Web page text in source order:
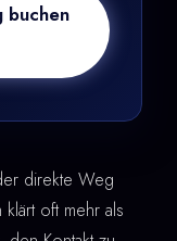
buchen
direkte Weg
oft mehr als